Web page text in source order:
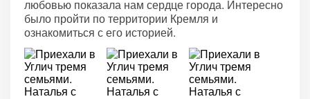
любовью показала нам сердце города. Интересно
было пройти по территории Кремля и
ознакомиться с его историей.